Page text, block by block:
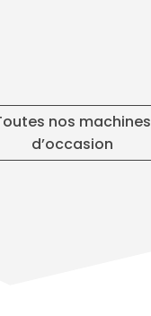
nos machines
d’occasion